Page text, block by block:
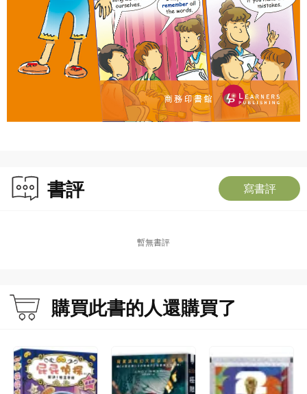
書評 寫書評
暫無書評
購買此書的人還購買了